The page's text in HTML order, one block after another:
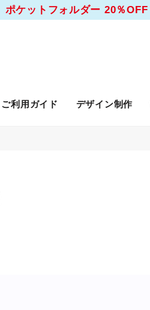
ポケットフォルダー 20％OFF
ご利用ガイド デザイン制作